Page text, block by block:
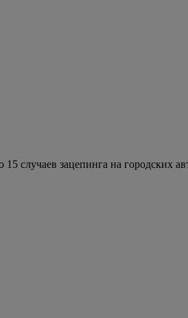
случаев зацепинга на городских